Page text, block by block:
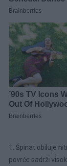
1. Špinat obiluje
povrće sadrži